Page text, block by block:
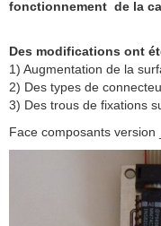
fonctionnement de la
Des modifications ont
1) Augmentation de la
2) Des types de
3) Des trous de fixations
Face composants version